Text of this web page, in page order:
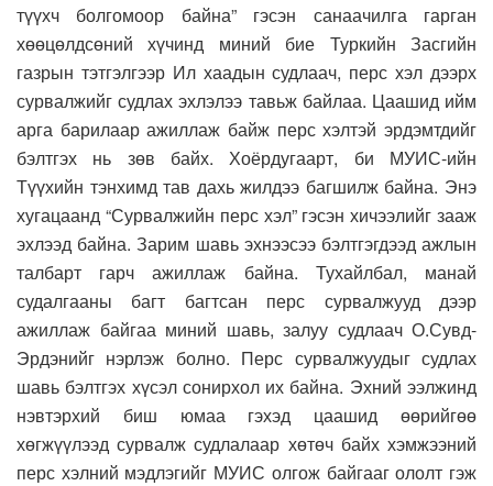
түүхч болгомоор байна” гэсэн санаачилга гарган
хөөцөлдсөний хүчинд миний бие Туркийн Засгийн
газрын тэтгэлгээр Ил хаадын судлаач, перс хэл дээрх
сурвалжийг судлах эхлэлээ тавьж байлаа. Цаашид ийм
арга барилаар ажиллаж байж перс хэлтэй эрдэмтдийг
бэлтгэх нь зөв байх. Хоёрдугаарт, би МУИС-ийн
Түүхийн тэнхимд тав дахь жилдээ багшилж байна. Энэ
хугацаанд “Сурвалжийн перс хэл” гэсэн хичээлийг зааж
эхлээд байна. Зарим шавь эхнээсээ бэлтгэгдээд ажлын
талбарт гарч ажиллаж байна. Тухайлбал, манай
судалгааны багт багтсан перс сурвалжууд дээр
ажиллаж байгаа миний шавь, залуу судлаач О.Сувд-
Эрдэнийг нэрлэж болно. Перс сурвалжуудыг судлах
шавь бэлтгэх хүсэл сонирхол их байна. Эхний ээлжинд
нэвтэрхий биш юмаа гэхэд цаашид өөрийгөө
хөгжүүлээд сурвалж судлалаар хөтөч байх хэмжээний
перс хэлний мэдлэгийг МУИС олгож байгааг ололт гэж